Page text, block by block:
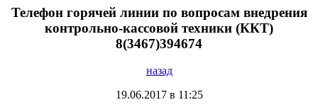
Телефон горячей линии по вопросам внедрения
контрольно-кассовой техники (ККТ)
8(3467)394674
назад
19.06.2017 в 11:25